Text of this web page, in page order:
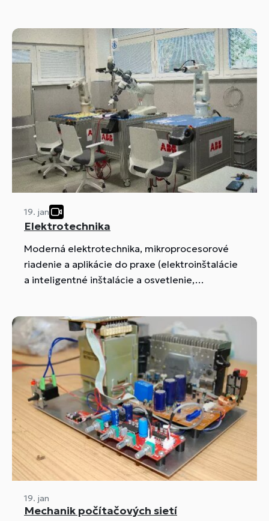
19. jan
Elektrotechnika
Moderná elektrotechnika, mikroprocesorové
riadenie a aplikácie do praxe (elektroinštalácie
a inteligentné inštalácie a osvetlenie,
19. jan
Mechanik počítačových sietí